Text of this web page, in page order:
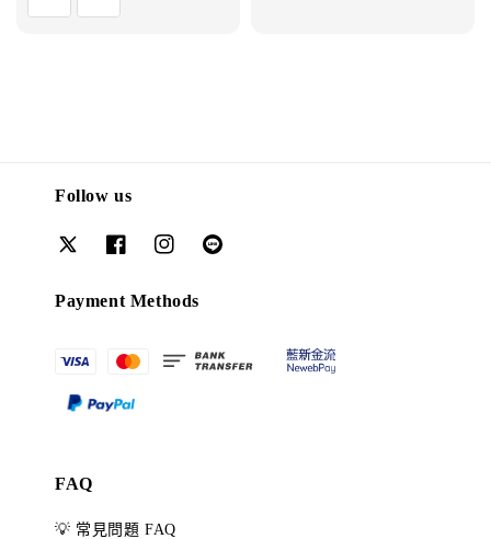
Follow us
Payment Methods
FAQ
💡 常見問題 FAQ